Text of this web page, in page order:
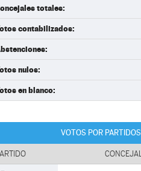
totales:
contabilizados:
nulos:
en blanco:
VOTOS POR